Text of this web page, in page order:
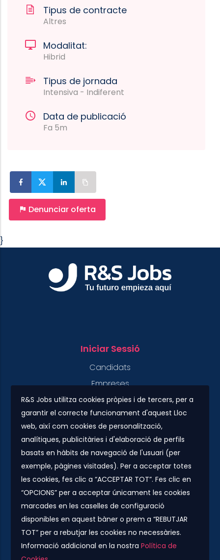
R&S Jobs utilitza cookies pròpies i de tercers, per a
garantir el correcte funcionament d'aquest Lloc
web, així com cookies de personalització,
analítiques, publicitàries i d'elaboració de perfils
basats en hàbits de navegació de l'usuari (per
exemple, pàgines visitades). Per a acceptar totes
les cookies, fes clic a “ACCEPTAR TOT”. Fes clic en
“OPCIONS” per a acceptar únicament les cookies
marcades en les caselles de configuració
disponibles en aquest bàner o prem a “REBUTJAR
TOT” per a rebutjar les cookies no necessàries.
Informació addicional en la nostraPolítica de
Tipus de contracte
Altres
Modalitat:
Hibrid
Tipus de jornada
Intensiva - Indiferent
Data de publicació
Fa 5m
Denunciar oferta
}
Iniciar Sessió
Candidats
Empreses
Contacte
Plaza Urquinaona, 7. 5º 1ª.
08010 - Barcelona
info@rs-jobs.com
900 877 735 / 930 500 800
Segueix-nos